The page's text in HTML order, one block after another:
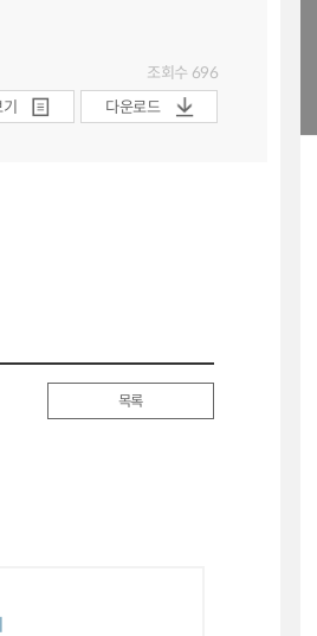
조회수 696
다운로드
목록